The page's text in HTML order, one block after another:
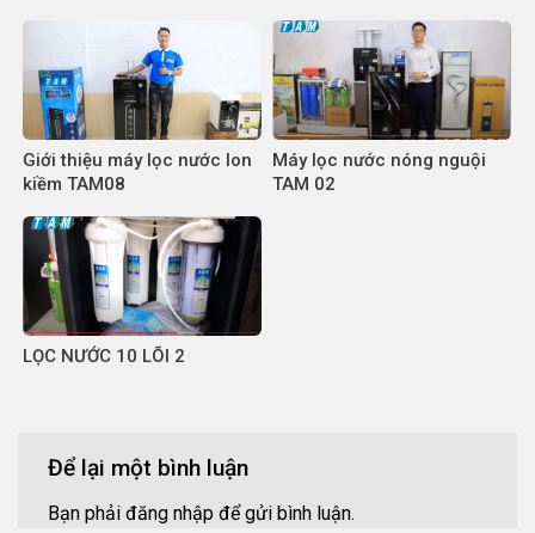
Giới thiệu máy lọc nước Ion
kiềm TAM08
Máy lọc nước nóng nguội
TAM 02
LỌC NƯỚC 10 LÕI 2
Để lại một bình luận
Bạn phải đăng nhập để gửi bình luận.